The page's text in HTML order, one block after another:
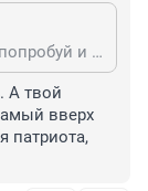
А ты пробовал, по лёгкому срубить, попробуй и ты, или может кишка тонка, только злоба одна, смотри не надорвись.
А твой
вверх
патриота,